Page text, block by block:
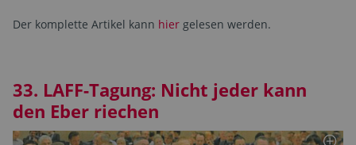
Der komplette Artikel kann hier gelesen werden.
33. LAFF-Tagung: Nicht jeder kann
den Eber riechen